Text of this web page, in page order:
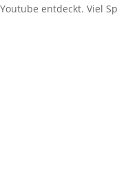
Youtube entdeckt. Viel